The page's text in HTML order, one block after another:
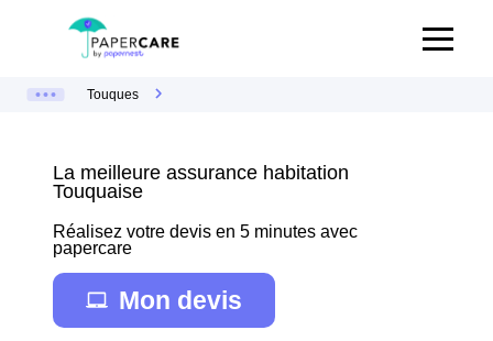
Touques
La meilleure assurance habitation
Touquaise
Réalisez votre devis en 5 minutes avec
papercare
Mon devis